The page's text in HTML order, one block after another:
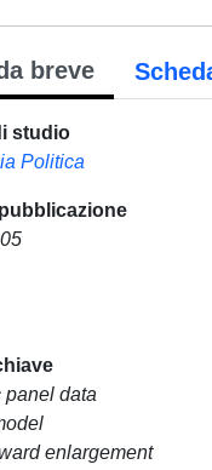
breve
studio
Politica
panel data
enlargement